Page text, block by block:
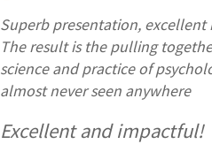
Superb presentation, excellent
The result is the pulling
science and practice of
almost never seen anywhere
Excellent and impactful!